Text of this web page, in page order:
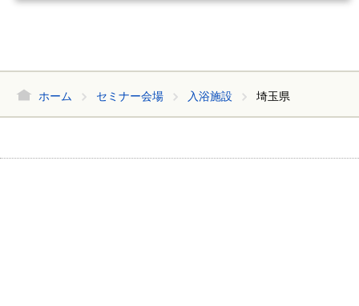
ホーム セミナー会場 入浴施設 埼玉県